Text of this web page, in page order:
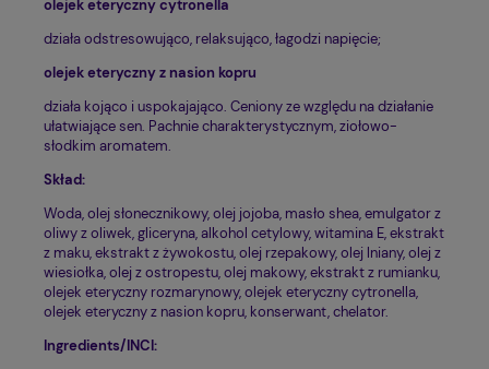
olejek eteryczny cytronella
działa odstresowująco, relaksująco, łagodzi napięcie;
olejek eteryczny z nasion kopru
działa kojąco i uspokajająco. Ceniony ze względu na działanie
ułatwiające sen. Pachnie charakterystycznym, ziołowo-
słodkim aromatem.
Skład:
Woda, olej słonecznikowy, olej jojoba, masło shea, emulgator z
oliwy z oliwek, gliceryna, alkohol cetylowy, witamina E, ekstrakt
z maku, ekstrakt z żywokostu, olej rzepakowy, olej lniany, olej z
wiesiołka, olej z ostropestu, olej makowy, ekstrakt z rumianku,
olejek eteryczny rozmarynowy, olejek eteryczny cytronella,
olejek eteryczny z nasion kopru, konserwant, chelator.
Ingredients/INCI: